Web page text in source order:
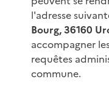
l'adresse
Bourg, 36160
accompagner
requêtes
commune.